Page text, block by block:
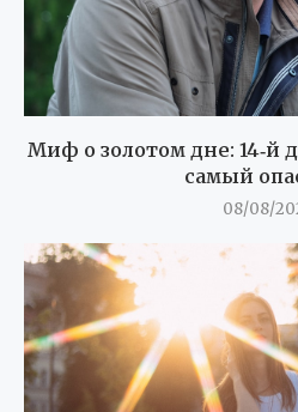
Миф о золотом дне: 14‑й
самый
08/08/